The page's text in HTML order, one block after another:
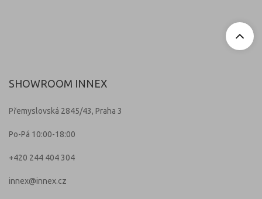
SHOWROOM INNEX
Přemyslovská 2845/43, Praha 3
Po-Pá 10:00-18:00
+420 244 404 304
innex@innex.cz